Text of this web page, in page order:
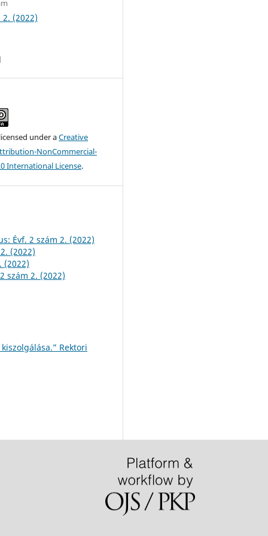
2. (2022)
under aCreative
NonCommercial-
International License.
Évf. 2 szám 2. (2022)
(2022)
(2022)
szám 2. (2022)
Rektori